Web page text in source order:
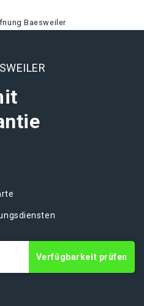
Baesweiler
Verfügbarkeit prüfen